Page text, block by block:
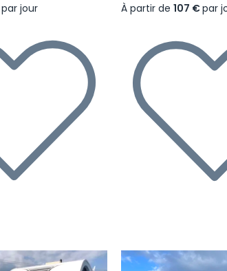
par jour À partir de107 €par